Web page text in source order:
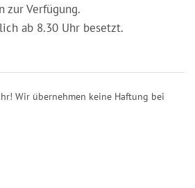
zur Verfügung.
ab 8.30 Uhr besetzt.
Wir übernehmen keine Haftung bei